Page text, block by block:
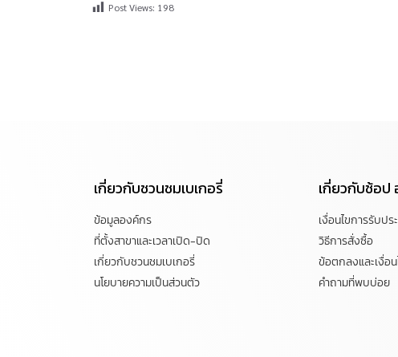
Post Views: 198
เกี่ยวกับชวนชมเบเกอรี่
ข้อมูลองค์กร
ที่ตั้งสาขาและเวลาเปิด-ปิด
เกี่ยวกับชวนชมเบเกอรี่
นโยบายความเป็นส่วนตัว
เกี่ยวกับช้อป
เงื่อนไขการรับป
วิธีการสั่งซื้อ
ข้อตกลงและเงื่อน
คำถามที่พบบ่อย